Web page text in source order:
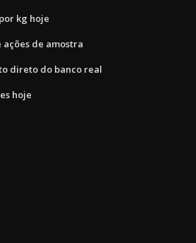
kg hoje
de amostra
direto do banco real
hoje